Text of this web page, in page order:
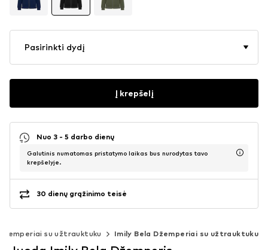
Pasirinkti dydį
Į krepšelį
Nuo 3 - 5 darbo dienų
Galutinis numatomas pristatymo laikas bus nurodytas tavo
krepšelyje.
30 dienų grąžinimo teisė
su užtrauktuku Imily Bela Džemperiai su užtrauktuku